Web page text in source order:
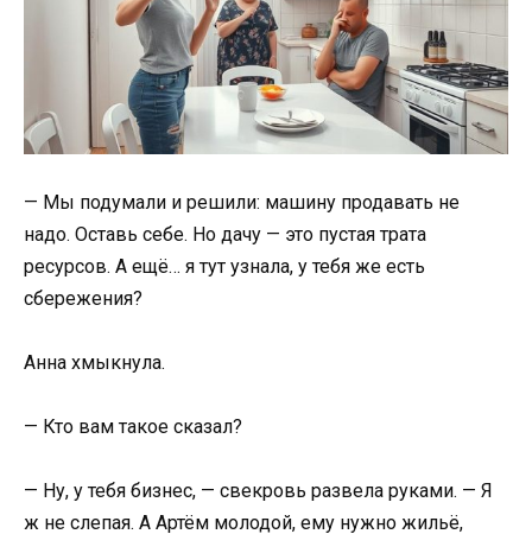
— Мы подумали и решили: машину продавать не
надо. Оставь себе. Но дачу — это пустая трата
ресурсов. А ещё… я тут узнала, у тебя же есть
сбережения?
Анна хмыкнула.
— Кто вам такое сказал?
— Ну, у тебя бизнес, — свекровь развела руками. — Я
ж не слепая. А Артём молодой, ему нужно жильё,